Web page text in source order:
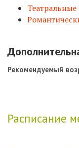
Рекомендуемый
Расписание